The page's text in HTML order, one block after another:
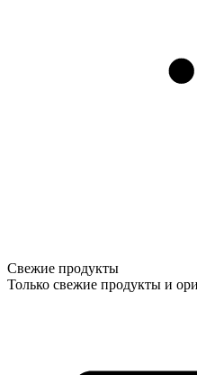
Свежие продукты
Только свежие продукты и